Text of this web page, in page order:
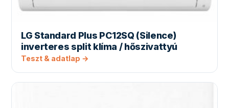
LG Standard Plus PC12SQ (Silence)
inverteres split klíma / hőszivattyú
Teszt & adatlap →